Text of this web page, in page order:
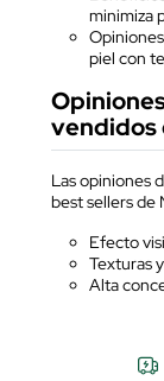
minimiza
piel con
vendidos
Las opiniones
best sellers de
Efecto
Texturas
Alta